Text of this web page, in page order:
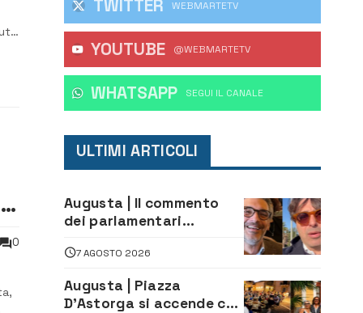
0
TWITTER WEBMARTETV
YOUTUBE @WEBMARTETV
WHATSAPP ‎SEGUI IL CANALE
ULTIMI ARTICOLI
Augusta | Il commento
dei parlamentari
firma del contatto per il
depuratore
7 AGOSTO 2026
Augusta | Piazza
D’Astorga si accende con